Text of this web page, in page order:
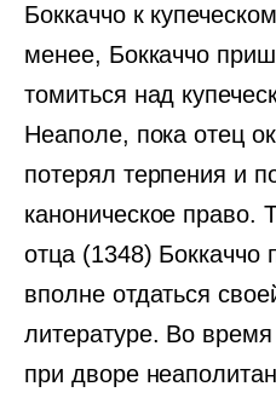
Боккаччо к
менее, Боккаччо
томиться над
Неаполе, пока отец
потерял терпения и
каноническое право.
отца (1348) Боккаччо
вполне отдаться
литературе. Во
при дворе